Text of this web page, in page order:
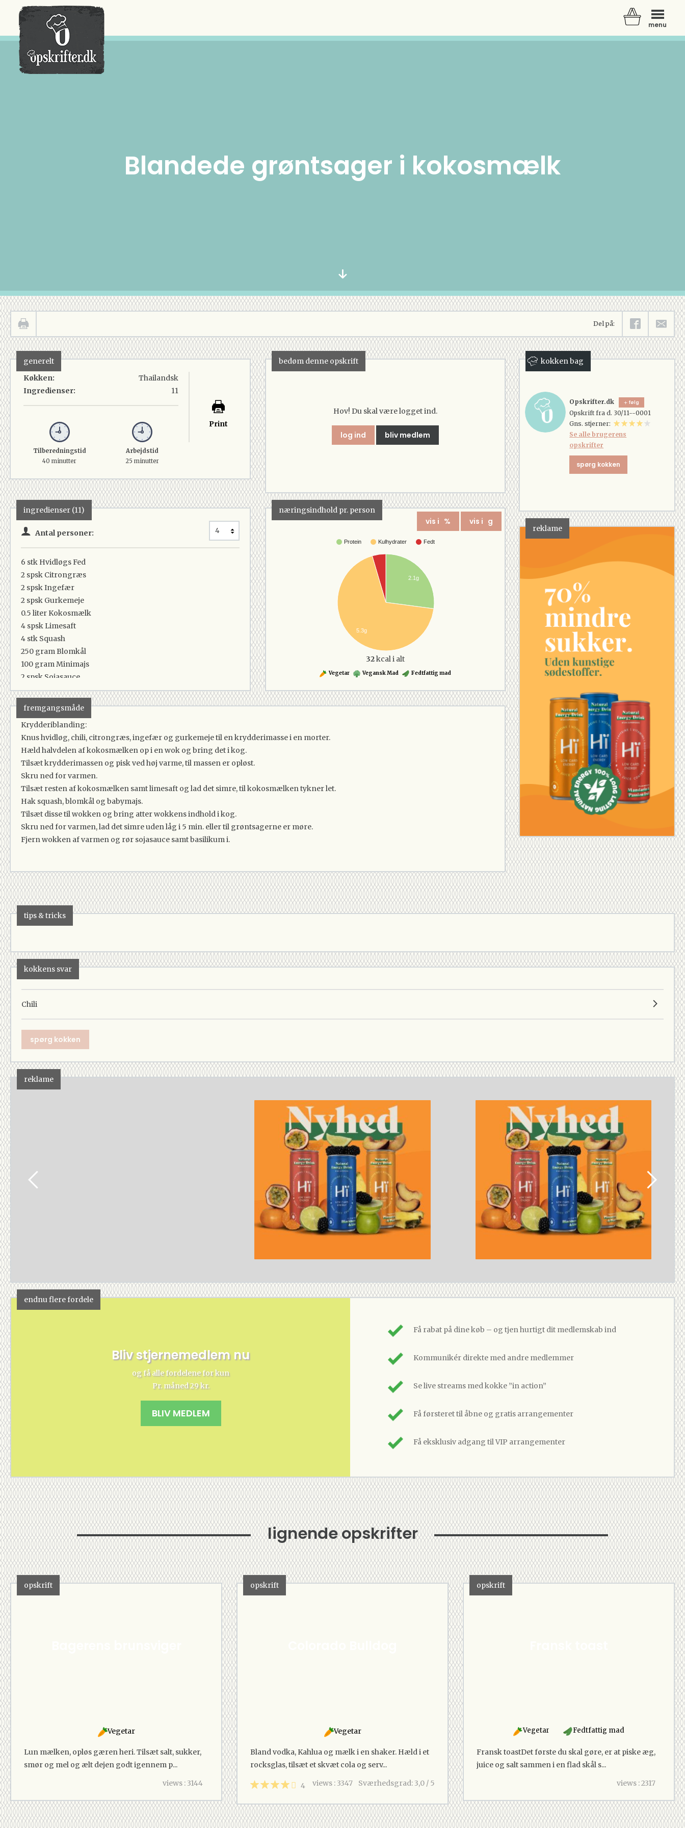
menu
Der er ingen varer i din kurv.
Blandede grøntsager i kokosmælk
Del på:
generelt
Køkken:
Ingredienser:
Thailandsk
11
Tilberedningstid
40 minutter
Arbejdstid
25 minutter
Print
bedøm denne opskrift
Hov! Du skal være logget ind.
log ind bliv medlem
ingredienser (11)
Antal personer:
6 stk Hvidløgs Fed
2 spsk Citrongræs
2 spskIngefær
2 spsk Gurkemeje
0.5 liter Kokosmælk
4 spsk Limesaft
4 stk Squash
250 gramBlomkål
100 gramMinimajs
2 spsk Sojasauce
1 deciliterFrisk Basilikum
næringsindhold pr. person
vis i % vis i g
Protein Kulhydrater Fedt
2.1g
5.3g
32kcal i alt
Vegetar Vegansk Mad Fedtfattig mad
fremgangsmåde
Krydderiblanding:
Knus hvidløg, chili, citrongræs, ingefær og gurkemeje til en krydderimasse i en morter.
Hæld halvdelen af kokosmælken op i en wok og bring det i kog.
Tilsæt krydderimassen og pisk ved høj varme, til massen er opløst.
Skru ned for varmen.
Tilsæt resten af kokosmælken samt limesaft og lad det simre, til kokosmælken tykner let.
Hak squash, blomkål og babymajs.
Tilsæt disse til wokken og bring atter wokkens indhold i kog.
Skru ned for varmen, lad det simre uden låg i 5 min. eller til grøntsagerne er møre.
Fjern wokken af varmen og rør sojasauce samt basilikum i.
kokken bag
Opskrifter.dk følg
Opskrift fra d. 30/11--0001
Gns. stjerner:
Se alle brugerens
opskrifter
spørg kokken
reklame
tips & tricks
kokkens svar
Chili
spørg kokken
reklame
endnu flere fordele
Bliv stjernemedlem nu
og få alle fordelene for kun
Pr. måned 29 kr.
BLIV MEDLEM
Få rabat på dine køb – og tjen hurtigt dit medlemskab ind
Kommunikér direkte med andre medlemmer
Se live streams med kokke ”in action”
Få førsteret til åbne og gratis arrangementer
Få eksklusiv adgang til VIP arrangementer
lignende opskrifter
opskrift
Vegetar
Lun mælken, opløs gæren heri. Tilsæt salt, sukker,
smør og mel og ælt dejen godt igennem p...
views : 3144
opskrift
Vegetar
Bland vodka, Kahlua og mælk i en shaker. Hæld i et
rocksglas, tilsæt et skvæt cola og serv...
4 Sværhedsgrad: 3,0 / 5
views : 3347
opskrift
Vegetar Fedtfattig mad
Fransk toastDet første du skal gøre, er at piske æg,
juice og salt sammen i en flad skål s...
views : 2317